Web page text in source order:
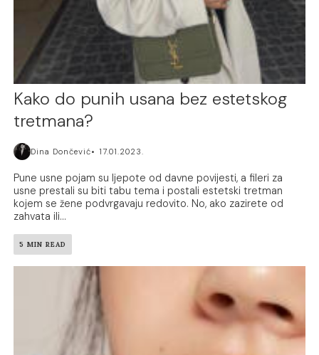
Kako do punih usana bez estetskog
tretmana?
Dina Dončević 17.01.2023.
Pune usne pojam su ljepote od davne povijesti, a fileri za
usne prestali su biti tabu tema i postali estetski tretman
kojem se žene podvrgavaju redovito. No, ako zazirete od
zahvata ili...
5 MIN READ